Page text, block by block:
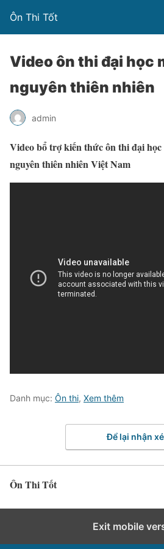
Ôn Thi Tốt
Video ôn thi đại học
nguyên thiên nhiên
admin
Video bổ trợ kiến thức ôn thi đại
nguyên thiên nhiên Việt Nam
Danh mục: Ôn thi, Xem thêm
Để lại nhận
Ôn Thi Tốt
Exit mobile